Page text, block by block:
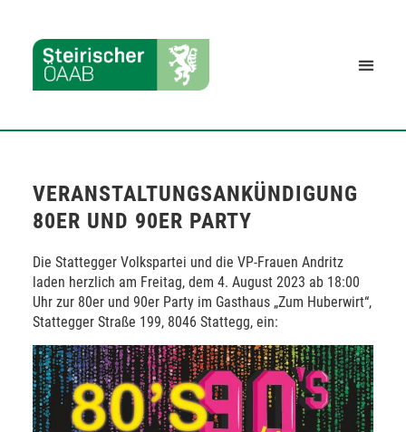
VERANSTALTUNGSANKÜNDIGUNG
80ER UND 90ER PARTY
Die Stattegger Volkspartei und die VP-Frauen Andritz
laden herzlich am Freitag, dem 4. August 2023 ab 18:00
Uhr zur 80er und 90er Party im Gasthaus „Zum Huberwirt“,
Stattegger Straße 199, 8046 Stattegg, ein: